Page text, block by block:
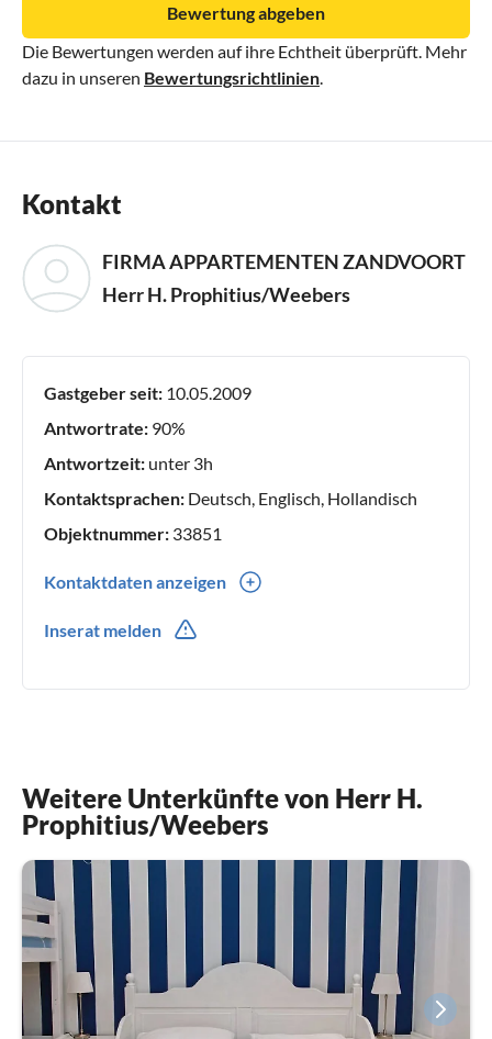
Die Bewertungen werden auf ihre Echtheit überprüft. Mehr
dazu in unseren Bewertungsrichtlinien
Bewertung abgeben
Kontakt
FIRMA APPARTEMENTEN ZANDVOORT
Herr H. Prophitius/Weebers
Gastgeber seit: 10.05.2009
Antwortrate: 90%
Antwortzeit: unter 3h
Kontaktsprachen: Deutsch, Englisch, Hollandisch
Objektnummer: 33851
Kontaktdaten anzeigen
Inserat melden
Weitere Unterkünfte von Herr H.
Prophitius/Weebers